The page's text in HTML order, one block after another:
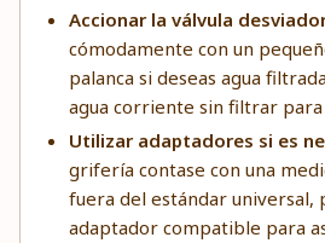
Accionar la válvula
cómodamente con un
palanca si deseas agua
agua corriente sin filtrar
Utilizar adaptadores si es
grifería contase con una
fuera del estándar universal,
adaptador compatible para